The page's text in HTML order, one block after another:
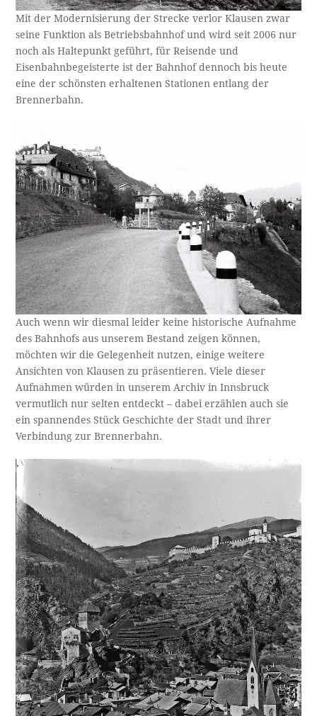
Mit der Modernisierung der Strecke verlor Klausen zwar
seine Funktion als Betriebsbahnhof und wird seit 2006 nur
noch als Haltepunkt geführt, für Reisende und
Eisenbahnbegeisterte ist der Bahnhof dennoch bis heute
eine der schönsten erhaltenen Stationen entlang der
Brennerbahn.
Auch wenn wir diesmal leider keine historische Aufnahme
des Bahnhofs aus unserem Bestand zeigen können,
möchten wir die Gelegenheit nutzen, einige weitere
Ansichten von Klausen zu präsentieren. Viele dieser
Aufnahmen würden in unserem Archiv in Innsbruck
vermutlich nur selten entdeckt – dabei erzählen auch sie
ein spannendes Stück Geschichte der Stadt und ihrer
Verbindung zur Brennerbahn.